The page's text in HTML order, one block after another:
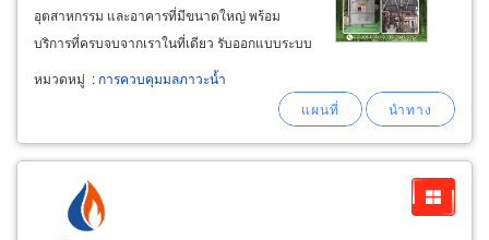
อุตสาหกรรม และอาคารที่มีขนาดใหญ่ พร้อม
บริการที่ครบจบจากเราในที่เดียว รับออกแบบระบบ
บำบัดน้ำเสียในโรงงาน บริการรับติดตั้งระบบบำบัด
น้ำเสีย บริการปรับปรุงระบบบำบัดน้ำเสีย รวมถึง
ระบบน้ำดีและระบบน้ำทิ้ง รับติดตั้งระบบปั้มสูบน้ำ-
เคมี
หมวดหมู่ : การควบคุมมลภาวะน้ำ